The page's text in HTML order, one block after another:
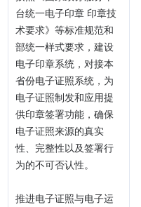
台统一电子印章 印章技
术要求》等标准规范和
部统一样式要求，建设
电子印章系统，对接本
省份电子证照系统，为
电子证照制发和应用提
供印章签署功能，确保
电子证照来源的真实
性、完整性以及签署行
为的不可否认性。
推进电子证照与电子运